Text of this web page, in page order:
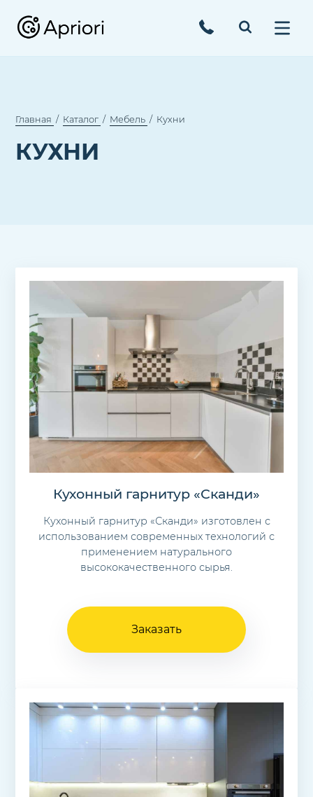
Главная Каталог Мебель Кухни
КУХНИ
Кухонный гарнитур «Сканди»
Кухонный гарнитур «Сканди» изготовлен с
использованием современных технологий с
применением натурального
высококачественного сырья.
Заказать